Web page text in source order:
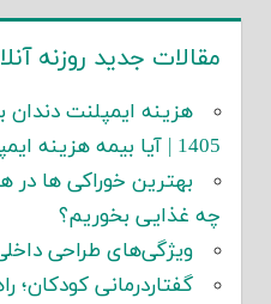
مقالات جدید روزنه
هزینه ایمپلنت دندان
1405 | آیا بیمه هزینه ایمپلنت را می‌دهد؟
بهترین خوراکی ها در
چه غذایی بخوریم؟
ویژگی‌های طراحی
گفتاردرمانی